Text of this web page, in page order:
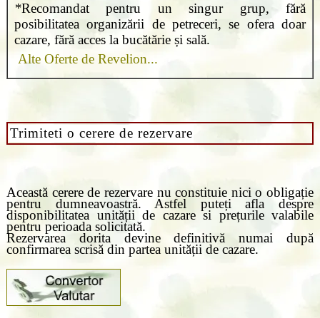
*Recomandat pentru un singur grup, fără
posibilitatea organizării de petreceri, se ofera doar
cazare, fără acces la bucătărie și sală.
Alte Oferte de Revelion...
Trimiteti o cerere de rezervare
Această cerere de rezervare nu constituie nici o obligație
pentru dumneavoastră. Astfel puteți afla despre
disponibilitatea unității de cazare si prețurile valabile
pentru perioada solicitată.
Rezervarea dorita devine definitivă numai după
confirmarea scrisă din partea unității de cazare.